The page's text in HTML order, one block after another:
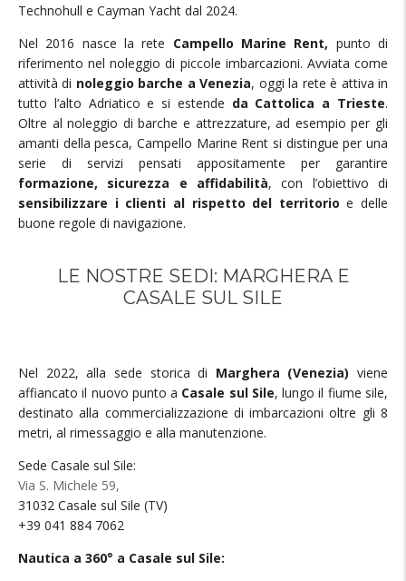
Technohull e Cayman Yacht dal 2024.
Nel 2016 nasce la rete Campello Marine Rent, punto di
riferimento nel noleggio di piccole imbarcazioni. Avviata come
attività di noleggio barche a Venezia, oggi la rete è attiva in
tutto l’alto Adriatico e si estende da Cattolica a Trieste.
Oltre al noleggio di barche e attrezzature, ad esempio per gli
amanti della pesca, Campello Marine Rent si distingue per una
serie di servizi pensati appositamente per garantire
formazione, sicurezza e affidabilità, con l’obiettivo di
sensibilizzare i clienti al rispetto del territorio e delle
buone regole di navigazione.
LE NOSTRE SEDI: MARGHERA E
CASALE SUL SILE
Nel 2022, alla sede storica di Marghera (Venezia) viene
affiancato il nuovo punto a Casale sul Sile, lungo il fiume sile,
destinato alla commercializzazione di imbarcazioni oltre gli 8
metri, al rimessaggio e alla manutenzione.
Sede Casale sul Sile:
Via S. Michele 59,
31032 Casale sul Sile (TV)
+39 041 884 7062
Nautica a 360° a Casale sul Sile: